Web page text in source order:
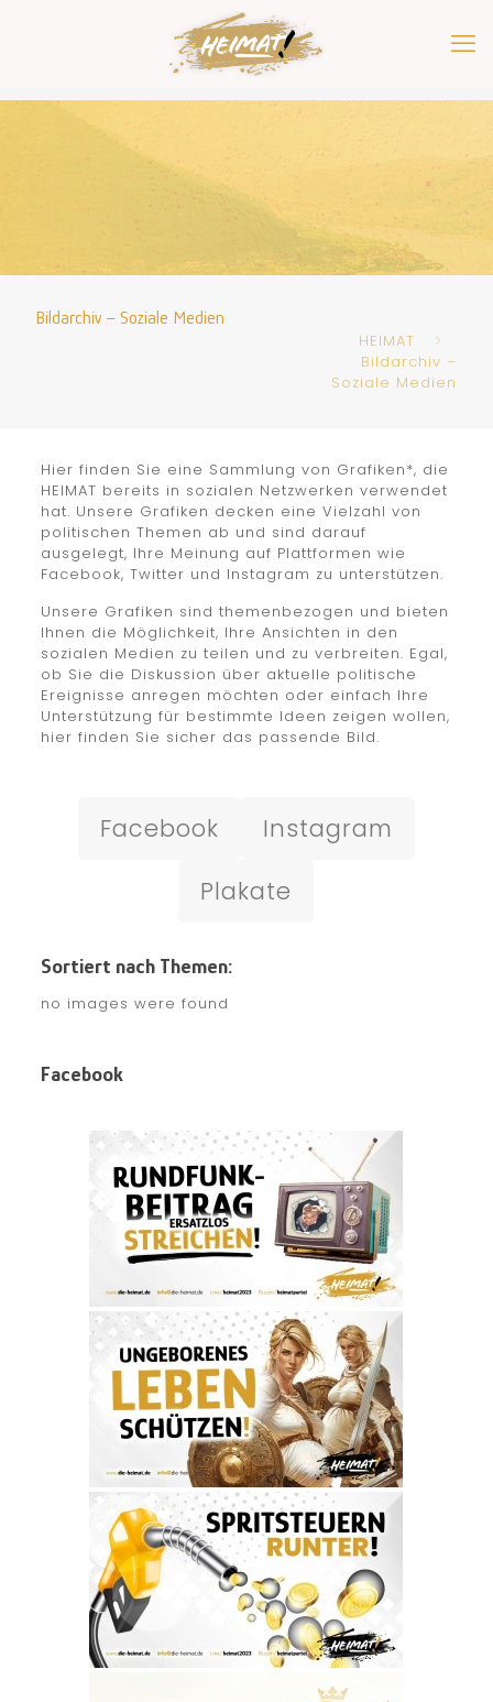
Bildarchiv – Soziale Medien
HEIMAT
Bildarchiv –
Soziale Medien
Hier finden Sie eine Sammlung von Grafiken*, die
HEIMAT bereits in sozialen Netzwerken verwendet
hat. Unsere Grafiken decken eine Vielzahl von
politischen Themen ab und sind darauf
ausgelegt, Ihre Meinung auf Plattformen wie
Facebook, Twitter und Instagram zu unterstützen.
Unsere Grafiken sind themenbezogen und bieten
Ihnen die Möglichkeit, Ihre Ansichten in den
sozialen Medien zu teilen und zu verbreiten. Egal,
ob Sie die Diskussion über aktuelle politische
Ereignisse anregen möchten oder einfach Ihre
Unterstützung für bestimmte Ideen zeigen wollen,
hier finden Sie sicher das passende Bild.
Facebook
Instagram
Plakate
Sortiert nach Themen:
no images were found
Facebook